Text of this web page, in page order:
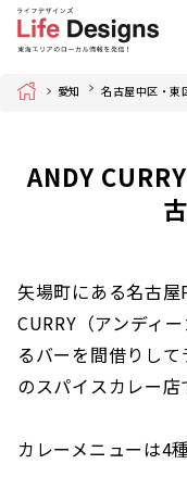
Home 愛知 名古屋中区・東
ANDY
矢場町にある名古屋
CURRY（アンディ
るバーを間借りし
のスパイスカレー店
カレーメニューは4種